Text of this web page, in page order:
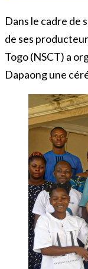
Dans le cadre de
de ses
Togo (NSCT) a
Dapaong une